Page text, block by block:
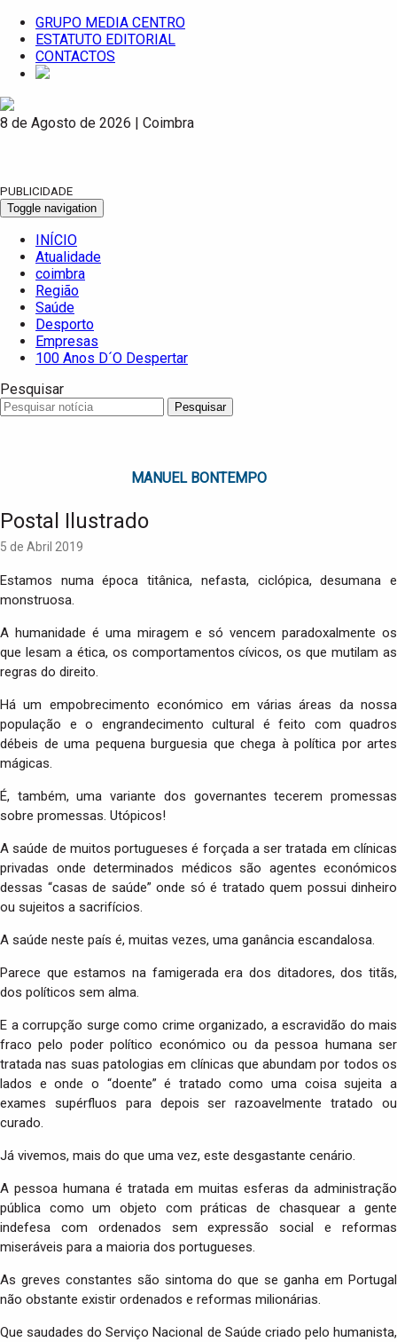
GRUPO MEDIA CENTRO
ESTATUTO EDITORIAL
CONTACTOS
8 de Agosto de 2026 | Coimbra
PUBLICIDADE
Toggle navigation
INÍCIO
Atualidade
coimbra
Região
Saúde
Desporto
Empresas
100 Anos D´O Despertar
Pesquisar
Pesquisar
MANUEL BONTEMPO
Postal Ilustrado
5 de Abril 2019
Estamos numa época titânica, nefasta, ciclópica, desumana e
monstruosa.
A humanidade é uma miragem e só vencem paradoxalmente os
que lesam a ética, os comportamentos cívicos, os que mutilam as
regras do direito.
Há um empobrecimento económico em várias áreas da nossa
população e o engrandecimento cultural é feito com quadros
débeis de uma pequena burguesia que chega à política por artes
mágicas.
É, também, uma variante dos governantes tecerem promessas
sobre promessas. Utópicos!
A saúde de muitos portugueses é forçada a ser tratada em clínicas
privadas onde determinados médicos são agentes económicos
dessas “casas de saúde” onde só é tratado quem possui dinheiro
ou sujeitos a sacrifícios.
A saúde neste país é, muitas vezes, uma ganância escandalosa.
Parece que estamos na famigerada era dos ditadores, dos titãs,
dos políticos sem alma.
E a corrupção surge como crime organizado, a escravidão do mais
fraco pelo poder político económico ou da pessoa humana ser
tratada nas suas patologias em clínicas que abundam por todos os
lados e onde o “doente” é tratado como uma coisa sujeita a
exames supérfluos para depois ser razoavelmente tratado ou
curado.
Já vivemos, mais do que uma vez, este desgastante cenário.
A pessoa humana é tratada em muitas esferas da administração
pública como um objeto com práticas de chasquear a gente
indefesa com ordenados sem expressão social e reformas
miseráveis para a maioria dos portugueses.
As greves constantes são sintoma do que se ganha em Portugal
não obstante existir ordenados e reformas milionárias.
Que saudades do Serviço Nacional de Saúde criado pelo humanista,